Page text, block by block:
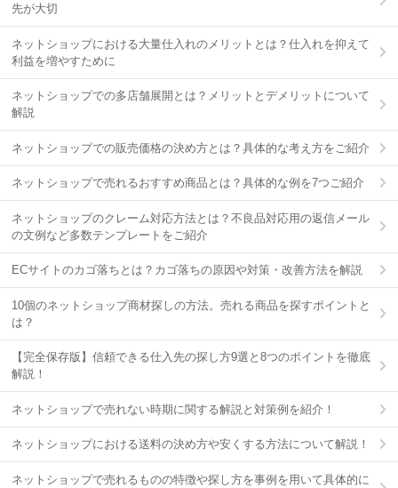
先が大切
ネットショップにおける大量仕入れのメリットとは？仕入れを抑えて
利益を増やすために
ネットショップでの多店舗展開とは？メリットとデメリットについて
解説
ネットショップでの販売価格の決め方とは？具体的な考え方をご紹介
ネットショップで売れるおすすめ商品とは？具体的な例を7つご紹介
ネットショップのクレーム対応方法とは？不良品対応用の返信メール
の文例など多数テンプレートをご紹介
ECサイトのカゴ落ちとは？カゴ落ちの原因や対策・改善方法を解説
10個のネットショップ商材探しの方法。売れる商品を探すポイントと
は？
【完全保存版】信頼できる仕入先の探し方9選と8つのポイントを徹底
解説！
ネットショップで売れない時期に関する解説と対策例を紹介！
ネットショップにおける送料の決め方や安くする方法について解説！
ネットショップで売れるものの特徴や探し方を事例を用いて具体的に